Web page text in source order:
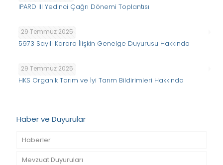
IPARD III Yedinci Çağrı Dönemi Toplantısı
29 Temmuz 2025
5973 Sayılı Karara İlişkin Genelge Duyurusu Hakkında
29 Temmuz 2025
HKS Organik Tarım ve İyi Tarım Bildirimleri Hakkında
Haber ve Duyurular
Haberler
Mevzuat Duyuruları